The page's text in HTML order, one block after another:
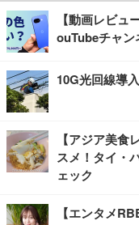
【動画レビ
ouTubeチャン
10G光回線導
【アジア美
スメ！タイ・
ェック
【エンタメ